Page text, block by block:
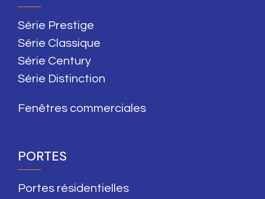
Série Prestige
Série Classique
Série Century
Série Distinction
Fenêtres commerciales
PORTES
Portes résidentielles